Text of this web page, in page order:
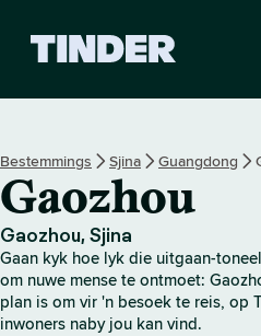
r
t
i
s
b
l
Bestemmings Sjina Guangdong
Gaozhou
Gaozhou, Sjina
Gaan kyk hoe lyk die uitgaan-
om nuwe mense te ontmoet:
plan is om vir 'n besoek te reis, op
inwoners naby jou kan vind.